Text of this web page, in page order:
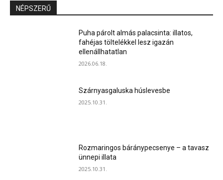
NÉPSZERŰ
Puha párolt almás palacsinta: illatos,
fahéjas töltelékkel lesz igazán
ellenállhatatlan
2026.06.18.
Szárnyasgaluska húslevesbe
2025.10.31.
Rozmaringos báránypecsenye – a tavasz
ünnepi illata
2025.10.31.